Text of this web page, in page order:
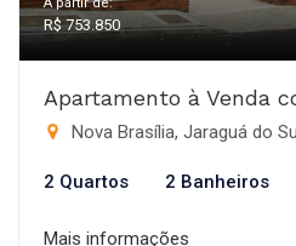
R$ 753.850
Apartamento à Venda
Nova Brasília, Jaraguá do
2 Quartos 2 Banheiros
Mais informações